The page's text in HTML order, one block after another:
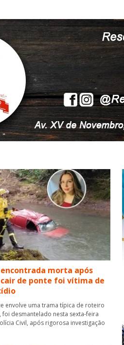
morta após
de ponte foi vítima de
envolve uma trama típica de roteiro
foi desmantelado nesta sexta-feira
Civil, após rigorosa investigação